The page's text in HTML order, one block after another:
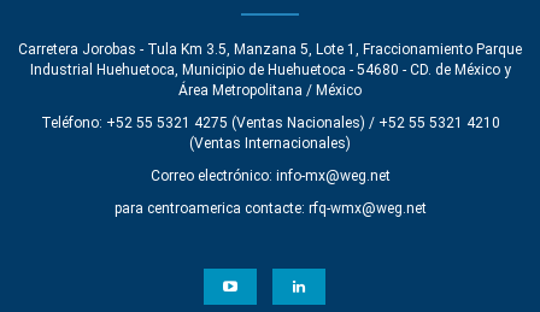
Carretera Jorobas - Tula Km 3.5, Manzana 5, Lote 1, Fraccionamiento Parque
Industrial Huehuetoca, Municipio de Huehuetoca - 54680 - CD. de México y
Área Metropolitana / México
Teléfono: +52 55 5321 4275 (Ventas Nacionales) / +52 55 5321 4210
(Ventas Internacionales)
Correo electrónico: info-mx@weg.net
para centroamerica contacte: rfq-wmx@weg.net